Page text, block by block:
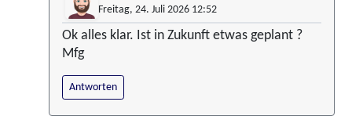
Freitag, 24. Juli 2026 12:52
Ok alles klar. Ist in Zukunft etwas geplant ?
Mfg
Antworten